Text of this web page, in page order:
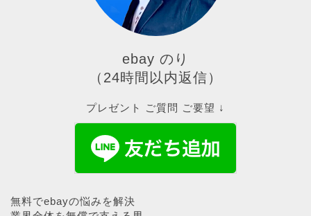
ebay のり
（24時間以内返信）
プレゼント ご質問 ご要望 ↓
無料でebayの悩みを解決